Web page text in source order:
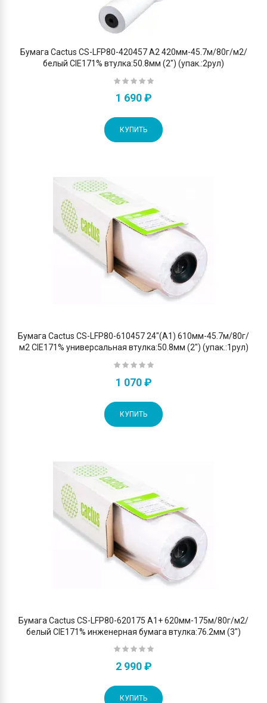
Бумага Cactus CS-LFP80-420457 A2 420мм-45.7м/80г/м2/
белый CIE171% втулка:50.8мм (2") (упак.:2рул)
1 690 ₽
КУПИТЬ
Бумага Cactus CS-LFP80-610457 24"(A1) 610мм-45.7м/80г/
м2 CIE171% универсальная втулка:50.8мм (2") (упак.:1рул)
1 070 ₽
КУПИТЬ
Бумага Cactus CS-LFP80-620175 A1+ 620мм-175м/80г/м2/
белый CIE171% инженерная бумага втулка:76.2мм (3")
2 990 ₽
КУПИТЬ